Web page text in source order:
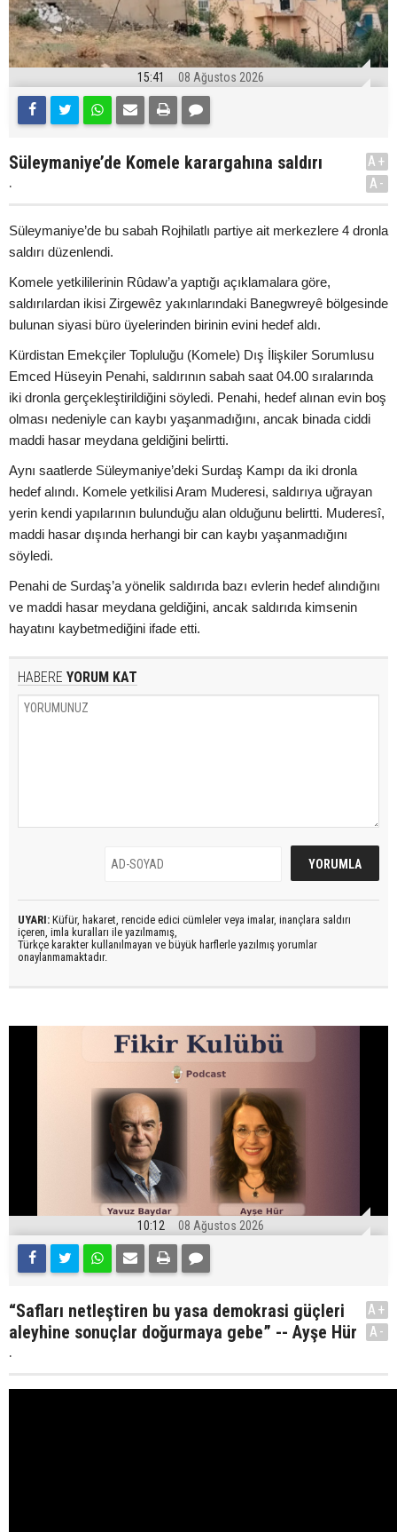
15:41 08 Ağustos 2026
Süleymaniye’de Komele karargahına saldırı
.
A+
A-
Süleymaniye’de bu sabah Rojhilatlı partiye ait merkezlere 4 dronla
saldırı düzenlendi.
Komele yetkililerinin Rûdaw’a yaptığı açıklamalara göre,
saldırılardan ikisi Zirgewêz yakınlarındaki Banegwreyê bölgesinde
bulunan siyasi büro üyelerinden birinin evini hedef aldı.
Kürdistan Emekçiler Topluluğu (Komele) Dış İlişkiler Sorumlusu
Emced Hüseyin Penahi, saldırının sabah saat 04.00 sıralarında
iki dronla gerçekleştirildiğini söyledi. Penahi, hedef alınan evin boş
olması nedeniyle can kaybı yaşanmadığını, ancak binada ciddi
maddi hasar meydana geldiğini belirtti.
Aynı saatlerde Süleymaniye’deki Surdaş Kampı da iki dronla
hedef alındı. Komele yetkilisi Aram Muderesi, saldırıya uğrayan
yerin kendi yapılarının bulunduğu alan olduğunu belirtti. Muderesî,
maddi hasar dışında herhangi bir can kaybı yaşanmadığını
söyledi.
Penahi de Surdaş’a yönelik saldırıda bazı evlerin hedef alındığını
ve maddi hasar meydana geldiğini, ancak saldırıda kimsenin
hayatını kaybetmediğini ifade etti.
HABERE YORUM KAT
UYARI: Küfür, hakaret, rencide edici cümleler veya imalar, inançlara saldırı
içeren, imla kuralları ile yazılmamış,
Türkçe karakter kullanılmayan ve büyük harflerle yazılmış yorumlar
onaylanmamaktadır.
10:12 08 Ağustos 2026
“Safları netleştiren bu yasa demokrasi güçleri
aleyhine sonuçlar doğurmaya gebe” -- Ayşe Hür
.
A+
A-